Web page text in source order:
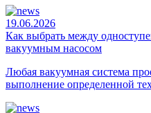
19.06.2026
Как выбрать между
вакуумным насосом
Любая вакуумная система
выполнение определенной